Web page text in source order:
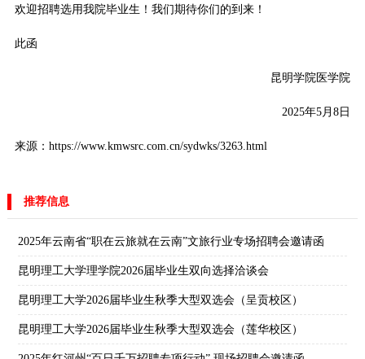
欢迎招聘选用我院毕业生！我们期待你们的到来！
此函
昆明学院医学院
2025年5月8日
来源：https://www.kmwsrc.com.cn/sydwks/3263.html
推荐信息
2025年云南省“职在云旅就在云南”文旅行业专场招聘会邀请函
昆明理工大学理学院2026届毕业生双向选择洽谈会
昆明理工大学2026届毕业生秋季大型双选会（呈贡校区）
昆明理工大学2026届毕业生秋季大型双选会（莲华校区）